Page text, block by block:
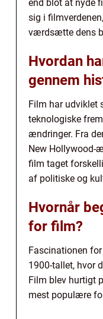
end blot at nyde
sig i
værdsætte dens
Hvordan
gennem
Film har udviklet
teknologiske
ændringer. Fra
New Hollywood-
film taget
af politiske og
Hvornår
for film?
Fascinationen
1900-tallet, hvor
Film blev hurtigt
mest populære